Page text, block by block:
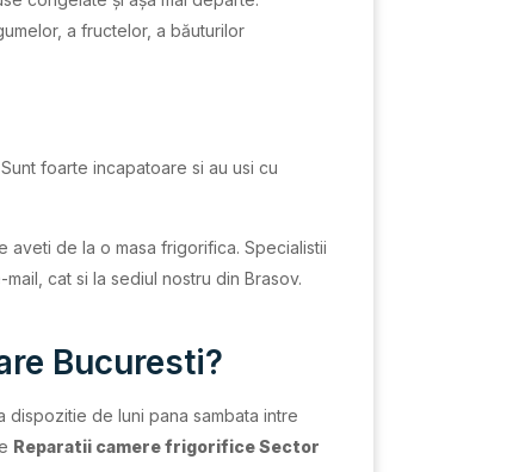
a fructelor, a băuturilor
foarte incapatoare si au usi cu
de la o masa frigorifica. Specialistii
cat si la sediul nostru din Brasov.
Bucuresti?
de luni pana sambata intre
Reparatii camere frigorifice Sector